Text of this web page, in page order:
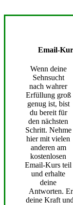
Email-
Wenn deine
Sehnsucht
nach wahrer
Erfüllung groß
genug ist, bist
du bereit für
den nächsten
Schritt. Nehme
hier mit vielen
anderen am
kostenlosen
Email-Kurs teil
und erhalte
deine
Antworten.
deine Kraft